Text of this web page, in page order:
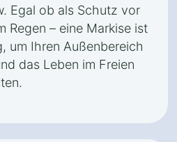
Egal ob als Schutz vor
Regen – eine Markise ist
um Ihren Außenbereich
das Leben im Freien